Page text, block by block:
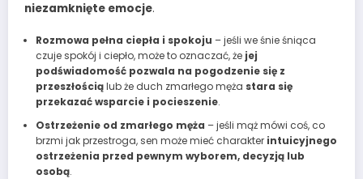
niezamknięte emocje.
Rozmowa pełna ciepła i spokoju – jeśli we śnie śniąca
czuje spokój i ciepło, może to oznaczać, że jej
podświadomość pozwala na pogodzenie się z
przeszłościąlub że duch zmarłego męża stara się
przekazać wsparcie i pocieszenie.
Ostrzeżenie od zmarłego męża – jeśli mąż mówi coś, co
brzmi jak przestroga, sen może mieć charakter intuicyjnego
ostrzeżenia przed pewnym wyborem, decyzją lub
osobą.